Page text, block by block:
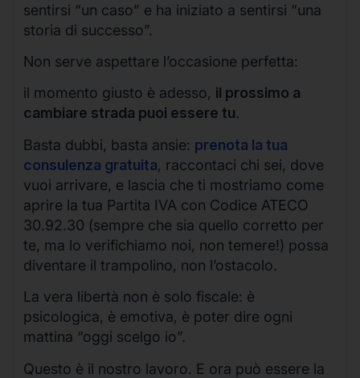
sentirsi “un caso” e ha iniziato a sentirsi “una
storia di successo”.
Non serve aspettare l’occasione perfetta:
il momento giusto è adesso, il prossimo a
cambiare strada puoi essere tu.
Basta dubbi, basta ansie: prenota la tua
consulenza gratuita, raccontaci chi sei, dove
vuoi arrivare, e lascia che ti mostriamo come
aprire la tua Partita IVA con Codice ATECO
30.92.30 (sempre che sia quello corretto per
te, ma lo verifichiamo noi, non temere!) possa
diventare il trampolino, non l’ostacolo.
La vera libertà non è solo fiscale: è
psicologica, è emotiva, è poter dire ogni
mattina “oggi scelgo io”.
Questo è il nostro lavoro. E ora può essere la